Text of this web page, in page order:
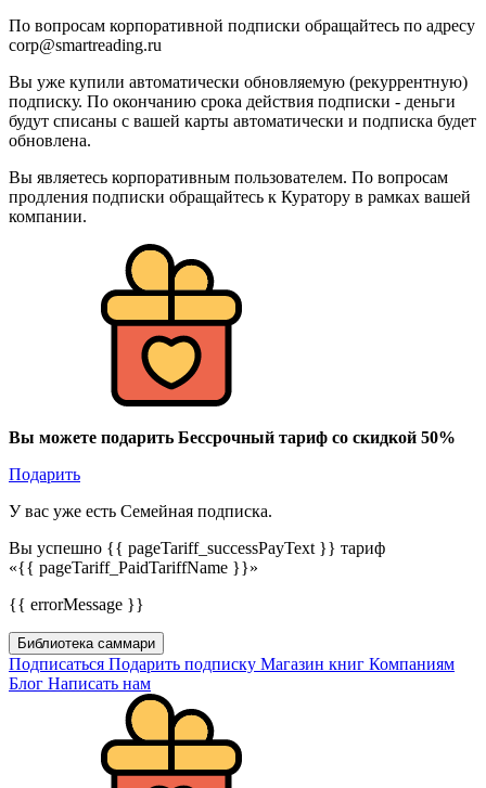
По вопросам корпоративной подписки обращайтесь по адресу
corp@smartreading.ru
Вы уже купили автоматически обновляемую (рекуррентную)
подписку. По окончанию срока действия подписки - деньги
будут списаны с вашей карты автоматически и подписка будет
обновлена.
Вы являетесь корпоративным пользователем. По вопросам
продления подписки обращайтесь к Куратору в рамках вашей
компании.
Вы можете подарить Бессрочный тариф со скидкой 50%
Подарить
У вас уже есть Семейная подписка.
Вы успешно {{ pageTariff_successPayText }} тариф
«{{ pageTariff_PaidTariffName }}»
{{ errorMessage }}
Библиотека саммари
Подписаться Подарить подписку Магазин книг Компаниям
Блог Написать нам